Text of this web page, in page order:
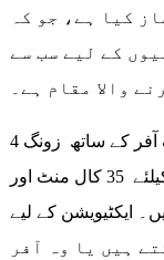
کیا ہے، جو کہ
کے لیے سب سے
والا مقام ہے۔
اس سعودی عرب رومنگ آفر کے ساتھ زونگ 4G صارفین
صرف999 روپے پلس ٹیکس میں تین ماہ کیلئے 35 کال منٹ اور
ایکٹیویشن کے لیے
ڈائل کر سکتے ہیں یا وہ آفر